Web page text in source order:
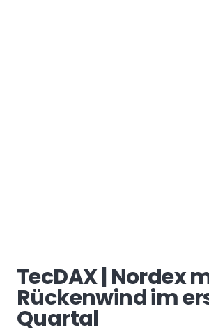
TecDAX | Nordex
Rückenwind im
Quartal